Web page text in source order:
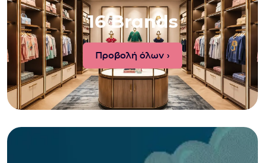
16 Brands
Προβολή όλων ›